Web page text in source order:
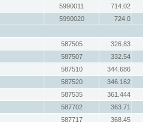
5990011
714.02
5990020
724.0
587505
326.83
587507
332.54
587510
344.686
587520
346.162
587535
361.444
587702
363.71
587717 368.45